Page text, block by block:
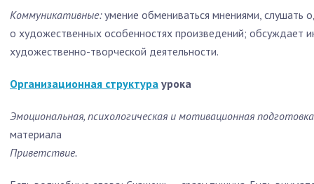
Коммуникативные:умение обмениваться мнениями, слушать
о художественных особенностях произведений; обсуждает
художественно-творческой деятельности.
Организационная структура урока
Эмоциональная, психологическая и мотивационная
материала
Приветствие.